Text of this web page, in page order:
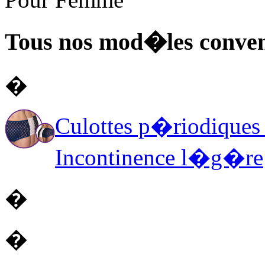
Tous nos mod�les
�
Culottes
Incontinence l�g�re
�
�